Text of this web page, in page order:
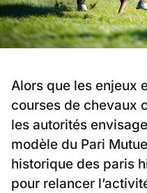
Alors que les enjeux
courses de chevaux
les autorités
modèle du Pari
historique des paris
pour relancer